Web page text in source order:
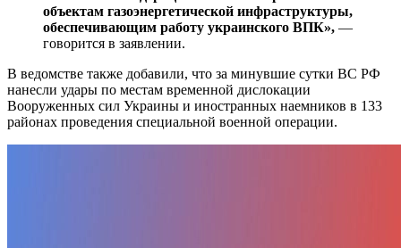
объектам газоэнергетической инфраструктуры,
обеспечивающим работу украинского ВПК», —
говорится в заявлении.
В ведомстве также добавили, что за минувшие сутки ВС РФ
нанесли удары по местам временной дислокации
Вооруженных сил Украины и иностранных наемников в 133
районах проведения специальной военной операции.